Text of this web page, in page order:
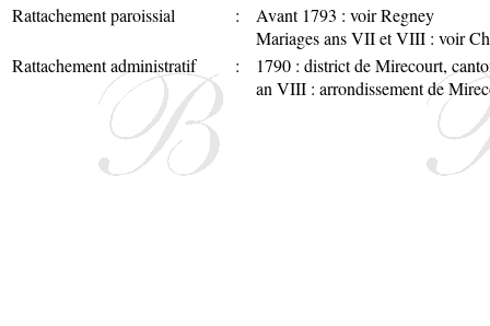
Rattachement paroissial
:
Avant 1793 : voir Regney
Mariages ans VII et VIII : voir
Rattachement administratif
:
1790 : district de Mirecourt,
an VIII : arrondissement de